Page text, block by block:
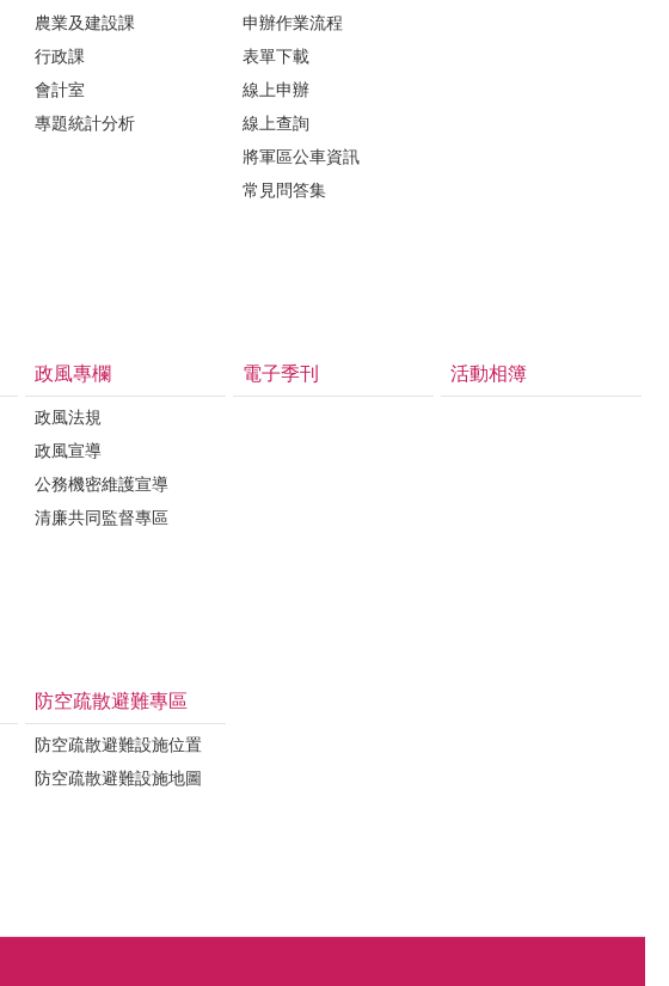
農業及建設課
行政課
會計室
專題統計分析
申辦作業流程
表單下載
線上申辦
線上查詢
將軍區公車資訊
常見問答集
政風專欄
政風法規
政風宣導
公務機密維護宣導
清廉共同監督專區
電子季刊 活動相簿
防空疏散避難專區
防空疏散避難設施位置
防空疏散避難設施地圖